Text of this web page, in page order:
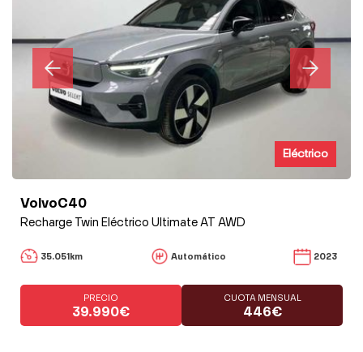
Eléctrico
VolvoC40
Recharge Twin Eléctrico Ultimate AT AWD
35.051km Automático 2023
PRECIO
39.990€
CUOTA MENSUAL
446€